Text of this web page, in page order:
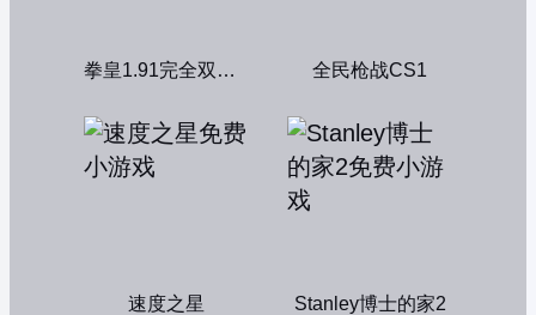
拳皇1.91完全双人版 全民枪战CS1
速度之星 Stanley博士的家2